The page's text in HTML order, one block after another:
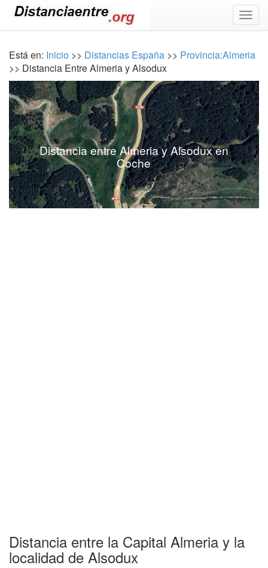
Está en: Inicio >> Distancias España >> Provincia:Almeria
>> Distancia Entre Almeria y Alsodux
Distancia entre Almeria y Alsodux en
Coche
Distancia entre la Capital Almeria y la
localidad de Alsodux